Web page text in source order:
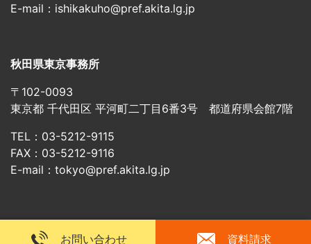
お問い合わせ 資料請求
E-mail：ishikakuho@pref.akita.lg.jp
秋田県東京事務所
〒102-0093
東京都 千代田区 平河町二丁目6番3号 都道府県会館7階
TEL：03-5212-9115
FAX：03-5212-9116
E-mail：tokyo@pref.akita.lg.jp